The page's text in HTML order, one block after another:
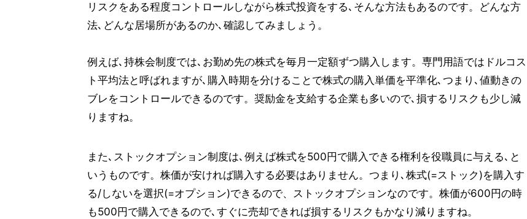
リスクをある程度コントロールしながら株式投資をする､そんな方法もあるのです。どんな方
法､どんな居場所があるのか､確認してみましょう。
例えば､持株会制度では､お勤め先の株式を毎月一定額ずつ購入します。専門用語ではドルコス
ト平均法と呼ばれますが､購入時期を分けることで株式の購入単価を平準化､つまり､値動きの
ブレをコントロールできるのです。奨励金を支給する企業も多いので､損するリスクも少し減
りますね。
また､ストックオプション制度は､例えば株式を500円で購入できる権利を役職員に与える､と
いうものです。株価が安ければ購入する必要はありません。つまり､株式(=ストック)を購入す
る/しないを選択(=オプション)できるので、ストックオプションなのです。株価が600円の時
も500円で購入できるので､すぐに売却できれば損するリスクもかなり減りますね。